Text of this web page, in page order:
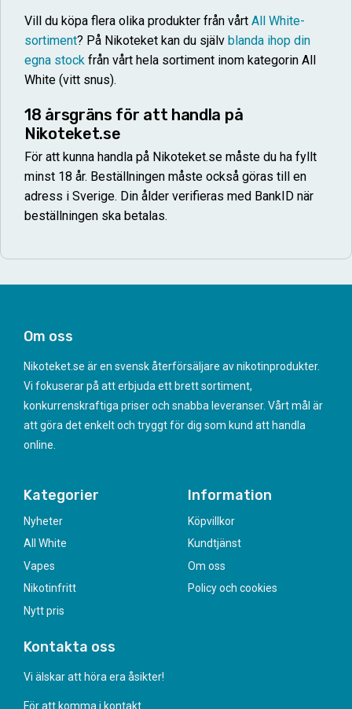
Vill du köpa flera olika produkter från vårt All White-
sortiment? På Nikoteket kan du själv blanda ihop din
egna stock från vårt hela sortiment inom kategorin All
White (vitt snus).
18 årsgräns för att handla på
Nikoteket.se
För att kunna handla på Nikoteket.se måste du ha fyllt
minst 18 år. Beställningen måste också göras till en
adress i Sverige. Din ålder verifieras med BankID när
beställningen ska betalas.
Om oss
Nikoteket.se är en svensk återförsäljare av nikotinprodukter.
Vi fokuserar på att erbjuda ett brett sortiment,
konkurrenskraftiga priser och snabba leveranser. Vårt mål är
att göra det enkelt och tryggt för dig som kund att handla
online.
Kategorier
Nyheter
All White
Vapes
Nikotinfritt
Nytt pris
Information
Köpvillkor
Kundtjänst
Om oss
Policy och cookies
Kontakta oss
Vi älskar att höra era åsikter!
För att komma i kontakt